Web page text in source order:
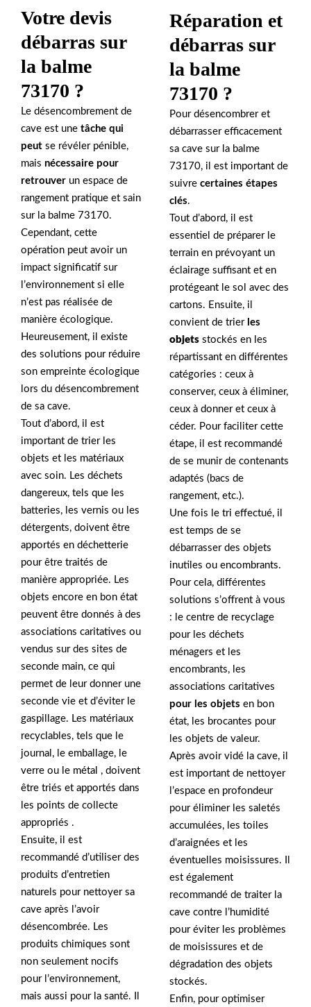
Votre devis
débarras sur
la balme
73170 ?
Le désencombrement de
cave est une tâche qui
peut se révéler pénible,
mais nécessaire pour
retrouver un espace de
rangement pratique et sain
sur la balme 73170.
Cependant, cette
opération peut avoir un
impact significatif sur
l’environnement si elle
n’est pas réalisée de
manière écologique.
Heureusement, il existe
des solutions pour réduire
son empreinte écologique
lors du désencombrement
de sa cave.
Tout d’abord, il est
important de trier les
objets et les matériaux
avec soin. Les déchets
dangereux, tels que les
batteries, les vernis ou les
détergents, doivent être
apportés en déchetterie
pour être traités de
manière appropriée. Les
objets encore en bon état
peuvent être donnés à des
associations caritatives ou
vendus sur des sites de
seconde main, ce qui
permet de leur donner une
seconde vie et d’éviter le
gaspillage. Les matériaux
recyclables, tels que le
journal, le emballage, le
verre ou le métal , doivent
être triés et apportés dans
les points de collecte
appropriés .
Ensuite, il est
recommandé d’utiliser des
produits d’entretien
naturels pour nettoyer sa
cave après l’avoir
désencombrée. Les
produits chimiques sont
non seulement nocifs
pour l’environnement,
mais aussi pour la santé. Il
Réparation et
débarras sur
la balme
73170 ?
Pour désencombrer et
débarrasser efficacement
sa cave sur la balme
73170, il est important de
suivre certaines étapes
clés.
Tout d’abord, il est
essentiel de préparer le
terrain en prévoyant un
éclairage suffisant et en
protégeant le sol avec des
cartons. Ensuite, il
convient de trier les
objets stockés en les
répartissant en différentes
catégories : ceux à
conserver, ceux à éliminer,
ceux à donner et ceux à
céder. Pour faciliter cette
étape, il est recommandé
de se munir de contenants
adaptés (bacs de
rangement, etc.).
Une fois le tri effectué, il
est temps de se
débarrasser des objets
inutiles ou encombrants.
Pour cela, différentes
solutions s’offrent à vous
: le centre de recyclage
pour les déchets
ménagers et les
encombrants, les
associations caritatives
pour les objets en bon
état, les brocantes pour
les objets de valeur.
Après avoir vidé la cave, il
est important de nettoyer
l’espace en profondeur
pour éliminer les saletés
accumulées, les toiles
d’araignées et les
éventuelles moisissures. Il
est également
recommandé de traiter la
cave contre l’humidité
pour éviter les problèmes
de moisissures et de
dégradation des objets
stockés.
Enfin, pour optimiser